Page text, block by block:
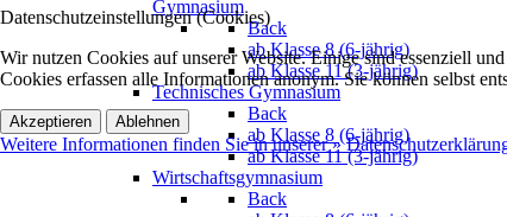
Gymnasium
Back
ab Klasse 8 (6-jährig)
ab Klasse 11 (3-jährig)
Technisches Gymnasium
Back
ab Klasse 8 (6-jährig)
ab Klasse 11 (3-jährig)
Wirtschaftsgymnasium
Back
Datenschutzeinstellungen (Cookies)
Wir nutzen Cookies auf unserer Website. Einige sind essenziell
Cookies erfassen alle Informationen anonym. Sie können selbst
Akzeptieren Ablehnen
Weitere Informationen finden Sie in unserer »